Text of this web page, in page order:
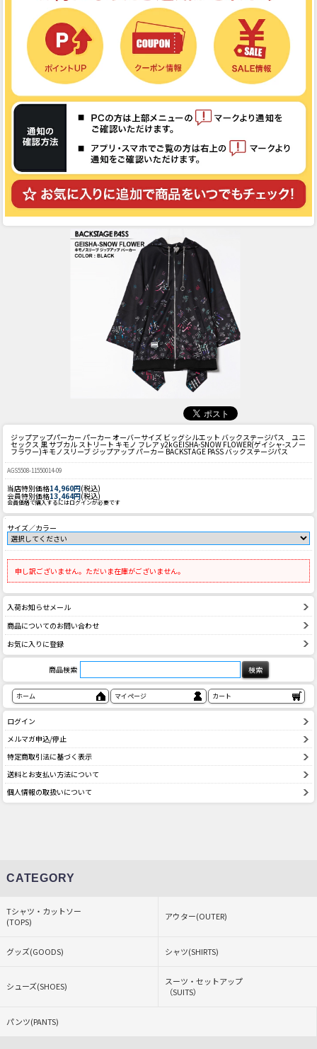
ジップアップパーカー パーカー オーバーサイズ ビッグシルエット バックステージパス ユニ
セックス 黒 サブカル ストリート キモノ フレア y2kGEISHA-SNOW FLOWER(ゲイシャ-スノー
フラワー)キモノスリーブ ジップアップ パーカー BACKSTAGE PASS バックステージパス
AGS5508-11550014-09
当店特別価格14,960円(税込)
会員特別価格13,464円(税込)
会員価格で購入するにはログインが必要です
サイズ／カラー
申し訳ございません。ただいま在庫がございません。
入荷お知らせメール
商品についてのお問い合わせ
お気に入りに登録
商品検索
ホーム マイページ カート
ログイン
メルマガ申込/停止
特定商取引法に基づく表示
送料とお支払い方法について
個人情報の取扱いについて
CATEGORY
Tシャツ・カットソー
(TOPS)
アウター(OUTER)
グッズ(GOODS) シャツ(SHIRTS)
シューズ(SHOES)
スーツ・セットアップ
（SUITS）
パンツ(PANTS)